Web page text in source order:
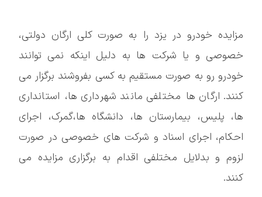
مزایده خودرو در یزد را به صورت کلی ارگان دولتی،
خصوصی و یا شرکت ها به دلیل اینکه نمی توانند
خودرو رو به صورت مستقیم به کسی بفروشند برگزار می
کنند. ارگان ها مختلفی مانند شهرداری ها، استانداری
ها، پلیس، بیمارستان ها، دانشگاه ها،گمرک، اجرای
احکام، اجرای اسناد و شرکت های خصوصی در صورت
لزوم و بدلایل مختلفی اقدام به برگزاری مزایده می
کنند.